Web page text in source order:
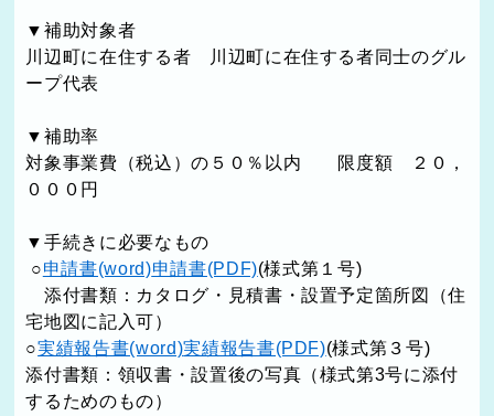
▼補助対象者
川辺町に在住する者 川辺町に在住する者同士のグル
ープ代表
▼補助率
対象事業費（税込）の５０％以内 限度額 ２０，
０００円
▼手続きに必要なもの
○申請書(word)申請書(PDF)(様式第１号)
添付書類：カタログ・見積書・設置予定箇所図（住
宅地図に記入可）
○実績報告書(word)実績報告書(PDF)(様式第３号)
添付書類：領収書・設置後の写真（様式第3号に添付
するためのもの）